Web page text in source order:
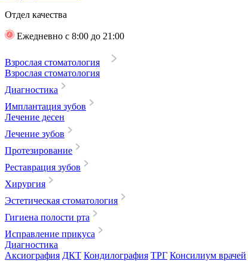
Отдел качества
Ежедневно с 8:00 до 21:00
Взрослая стоматология
Взрослая стоматология
Диагностика
Имплантация зубов
Лечение десен
Лечение зубов
Протезирование
Реставрация зубов
Хирургия
Эстетическая стоматология
Гигиена полости рта
Исправление прикуса
Диагностика
Аксиография ДКТ Кондилография ТРГ Консилиум врачей